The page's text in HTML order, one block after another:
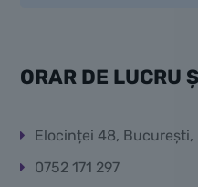
ORAR DE LUCRU
Elocinței 48, București,
0752 171 297